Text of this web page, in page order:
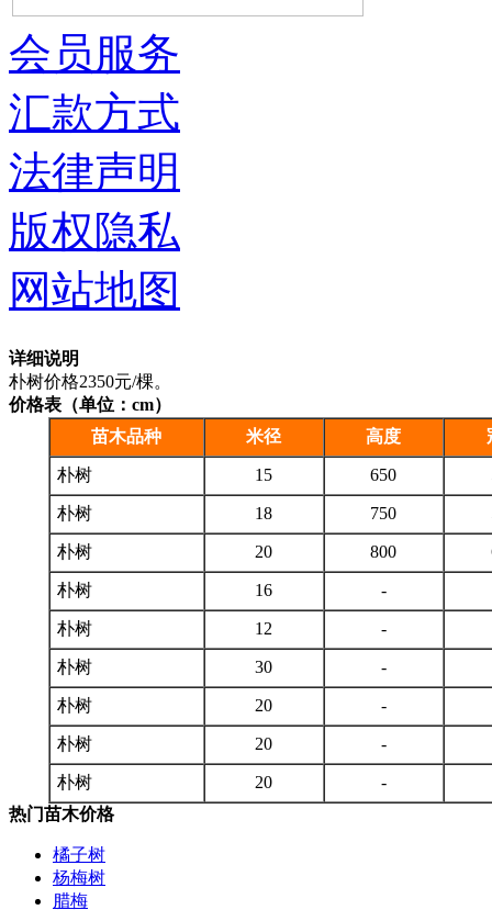
详细说明
朴树价格2350元/棵。
价格表（单位：cm）
苗木品种
米径 高度
朴树 15 650
朴树 18 750
朴树 20 800
朴树 16 -
朴树 12 -
朴树 30 -
朴树 20 -
朴树 20 -
朴树 20
-
热门苗木价格
橘子树
杨梅树
腊梅
会员服务
汇款方式
法律声明
版权隐私
网站地图